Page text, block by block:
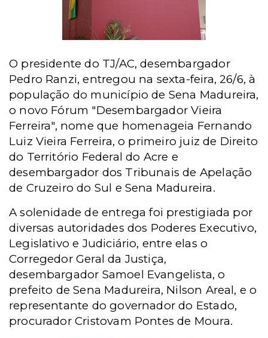
O presidente do TJ/AC, desembargador
Pedro Ranzi, entregou na sexta-feira, 26/6, à
população do município de Sena Madureira,
o novo Fórum "Desembargador Vieira
Ferreira", nome que homenageia Fernando
Luiz Vieira Ferreira, o primeiro juiz de Direito
do Território Federal do Acre e
desembargador dos Tribunais de Apelação
de Cruzeiro do Sul e Sena Madureira.
A solenidade de entrega foi prestigiada por
diversas autoridades dos Poderes Executivo,
Legislativo e Judiciário, entre elas o
Corregedor Geral da Justiça,
desembargador Samoel Evangelista, o
prefeito de Sena Madureira, Nilson Areal, e o
representante do governador do Estado,
procurador Cristovam Pontes de Moura.